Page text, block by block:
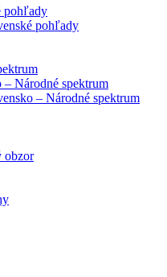
pohľady
pohľady
Národné spektrum
– Národné spektrum
obzor